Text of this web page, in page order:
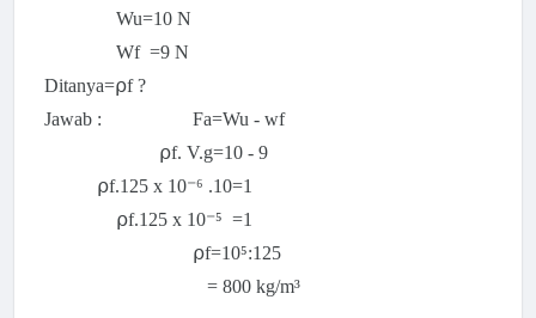
Wu=10 N
Wf =9 N
Ditanya=⍴f ?
Jawab : Fa=Wu - wf
⍴f. V.g=10 - 9
⍴f.125 x 10⁻⁶ .10=1
⍴f.125 x 10⁻⁵ =1
⍴f=10⁵:125
= 800 kg/m³